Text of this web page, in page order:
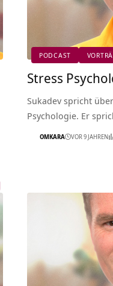
PODCAST
Stress
Sukadev spricht
Psychologie. Er
OMKARA VOR 9 JAHREN